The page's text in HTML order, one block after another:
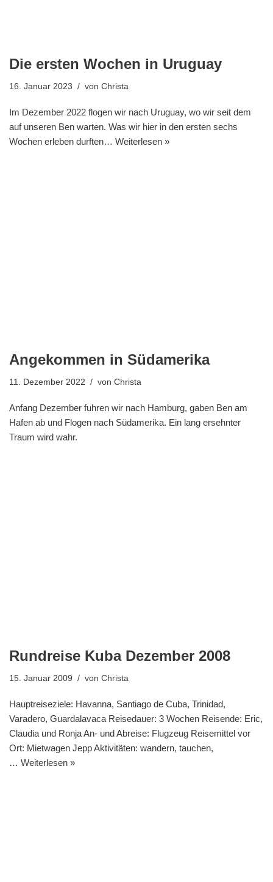
Die ersten Wochen in Uruguay
16. Januar 2023 von Christa
Im Dezember 2022 flogen wir nach Uruguay, wo wir seit dem
auf unseren Ben warten. Was wir hier in den ersten sechs
Wochen erleben durften… Weiterlesen »
Angekommen in Südamerika
11. Dezember 2022 von Christa
Anfang Dezember fuhren wir nach Hamburg, gaben Ben am
Hafen ab und Flogen nach Südamerika. Ein lang ersehnter
Traum wird wahr.
Rundreise Kuba Dezember 2008
15. Januar 2009 von Christa
Hauptreiseziele: Havanna, Santiago de Cuba, Trinidad,
Varadero, Guardalavaca Reisedauer: 3 Wochen Reisende: Eric,
Claudia und Ronja An- und Abreise: Flugzeug Reisemittel vor
Ort: Mietwagen Jepp Aktivitäten: wandern, tauchen,
… Weiterlesen »